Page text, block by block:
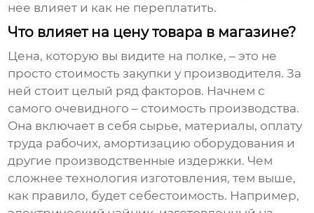
нее влияет и как не переплатить.
Что влияет на цену товара в магазине?
Цена, которую вы видите на полке, – это не
просто стоимость закупки у производителя. За
ней стоит целый ряд факторов. Начнем с
самого очевидного – стоимость производства.
Она включает в себя сырье, материалы, оплату
труда рабочих, амортизацию оборудования и
другие производственные издержки. Чем
сложнее технология изготовления, тем выше,
как правило, будет себестоимость. Например,